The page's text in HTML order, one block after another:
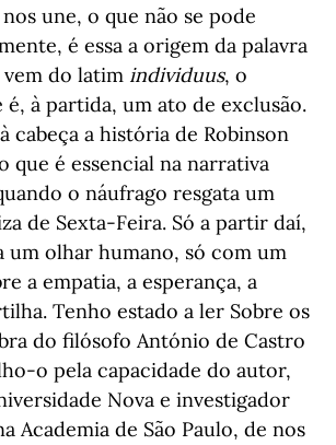
une, o que não se pode
é essa a origem da palavra
vem do latim individuus, o
é, à partida, um ato de exclusão.
cabeça a história de Robinson
que é essencial na narrativa
o náufrago resgata um
de Sexta-Feira. Só a partir daí,
um olhar humano, só com um
a empatia, a esperança, a
Tenho estado a ler Sobre os
do filósofo António de Castro
o pela capacidade do autor,
Nova e investigador
Academia de São Paulo, de nos